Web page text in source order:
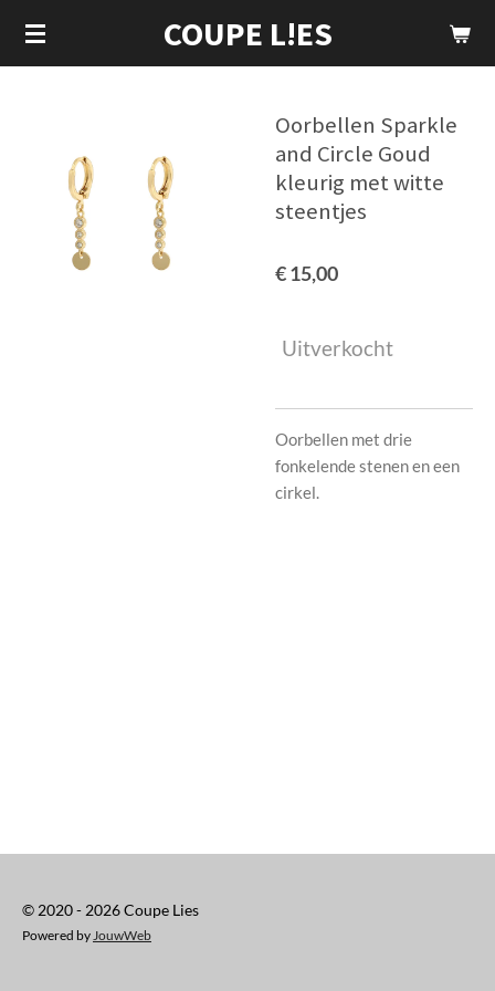
Ga
direct
COUPE L!ES
Oorbellen Sparkle
and Circle Goud
kleurig met witte
steentjes
€ 15,00
Uitverkocht
Oorbellen met drie
fonkelende stenen en een
cirkel.
© 2020 - 2026 Coupe Lies
Powered by JouwWeb